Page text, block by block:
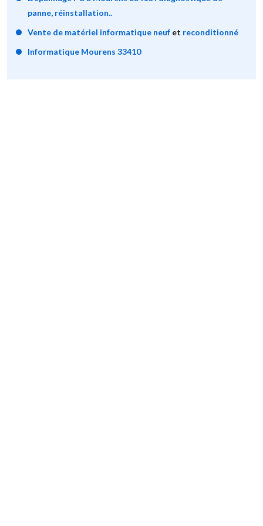
panne, réinstallation..
Vente de matériel informatique neuf et reconditionné
Informatique Mourens 33410